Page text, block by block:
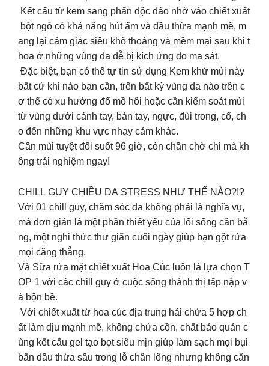
Kết cấu từ kem sang phấn độc đáo nhờ vào chiết xuất
bột ngô có khả năng hút ẩm và dầu thừa mạnh mẽ, m
ang lại cảm giác siêu khô thoáng và mềm mại sau khi t
hoa ở những vùng da dễ bị kích ứng do ma sát.
Đặc biệt, bạn có thể tự tin sử dụng Kem khử mùi này
bất cứ khi nào bạn cần, trên bất kỳ vùng da nào trên c
ơ thể có xu hướng đổ mồ hôi hoặc cần kiểm soát mùi
từ vùng dưới cánh tay, bàn tay, ngực, đùi trong, cổ, ch
o đến những khu vực nhạy cảm khác.
Cân mùi tuyệt đối suốt 96 giờ, còn chần chờ chi mà kh
ông trải nghiệm ngay!
CHILL GUY CHIỀU DA STRESS NHƯ THẾ NÀO?!?
Với 01 chill guy, chăm sóc da không phải là nghĩa vụ,
mà đơn giản là một phần thiết yếu của lối sống cân bằ
ng, một nghi thức thư giãn cuối ngày giúp bạn gột rửa
mọi căng thẳng.
Và Sữa rửa mặt chiết xuất Hoa Cúc luôn là lựa chọn T
OP 1 với các chill guy ở cuộc sống thành thị tấp nập v
à bộn bề.
Với chiết xuất từ hoa cúc địa trung hải chứa 5 hợp ch
ất làm dịu mạnh mẽ, không chứa cồn, chất bảo quản c
ùng kết cấu gel tạo bọt siêu mịn giúp làm sạch mọi bụi
bẩn dầu thừa sâu trong lỗ chân lông nhưng không căn